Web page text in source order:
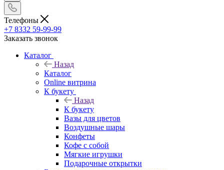
Телефоны
+7 8332 59-99-99
Заказать звонок
Каталог
Назад
Каталог
Online витрина
К букету
Назад
К букету
Вазы для цветов
Воздушные шары
Конфеты
Кофе с собой
Мягкие игрушки
Подарочные открытки